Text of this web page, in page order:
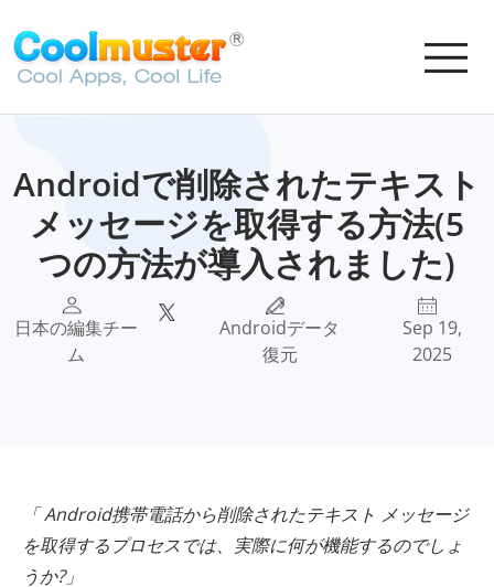
Androidで削除されたテキスト
メッセージを取得する方法(5
つの方法が導入されました)
日本の編集チー
ム
Androidデータ
復元
Sep 19,
2025
「 Android携帯電話から削除されたテキスト メッセージ
を取得するプロセスでは、実際に何が機能するのでしょ
うか?」